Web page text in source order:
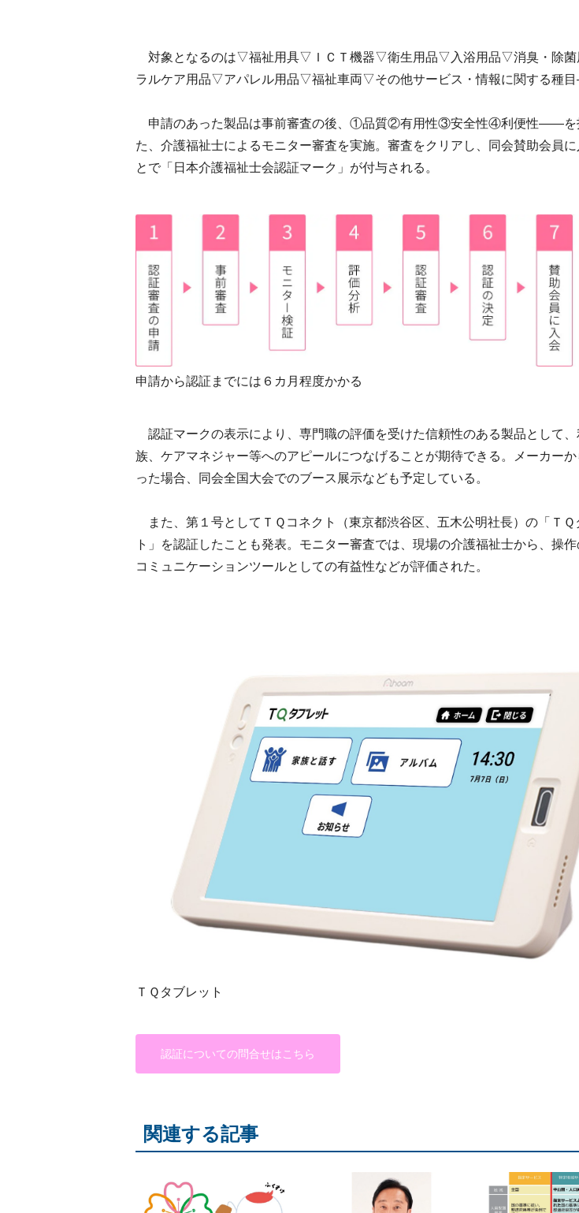
対象となるのは▽福祉用具▽ＩＣＴ機器▽衛生用品▽入浴用品▽消臭・除
ラルケア用品▽アパレル用品▽福祉車両▽その他サービス・情報に関する種
申請のあった製品は事前審査の後、①品質②有用性③安全性④利便性――を
た、介護福祉士によるモニター審査を実施。審査をクリアし、同会賛助会員に
とで「日本介護福祉士会認証マーク」が付与される。
申請から認証までには６カ月程度かかる
認証マークの表示により、専門職の評価を受けた信頼性のある製品として、
族、ケアマネジャー等へのアピールにつなげることが期待できる。メーカー
った場合、同会全国大会でのブース展示なども予定している。
また、第１号としてＴＱコネクト（東京都渋谷区、五木公明社長）の「ＴＱ
ト」を認証したことも発表。モニター審査では、現場の介護福祉士から、操
コミュニケーションツールとしての有益性などが評価された。
ＴＱタブレット
認証についての問合せはこちら
関連する記事